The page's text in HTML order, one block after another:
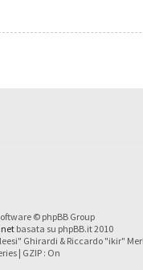
© phpBB Group
basata su phpBB.it 2010
Ghirardi & Riccardo "ikir"
| GZIP : On